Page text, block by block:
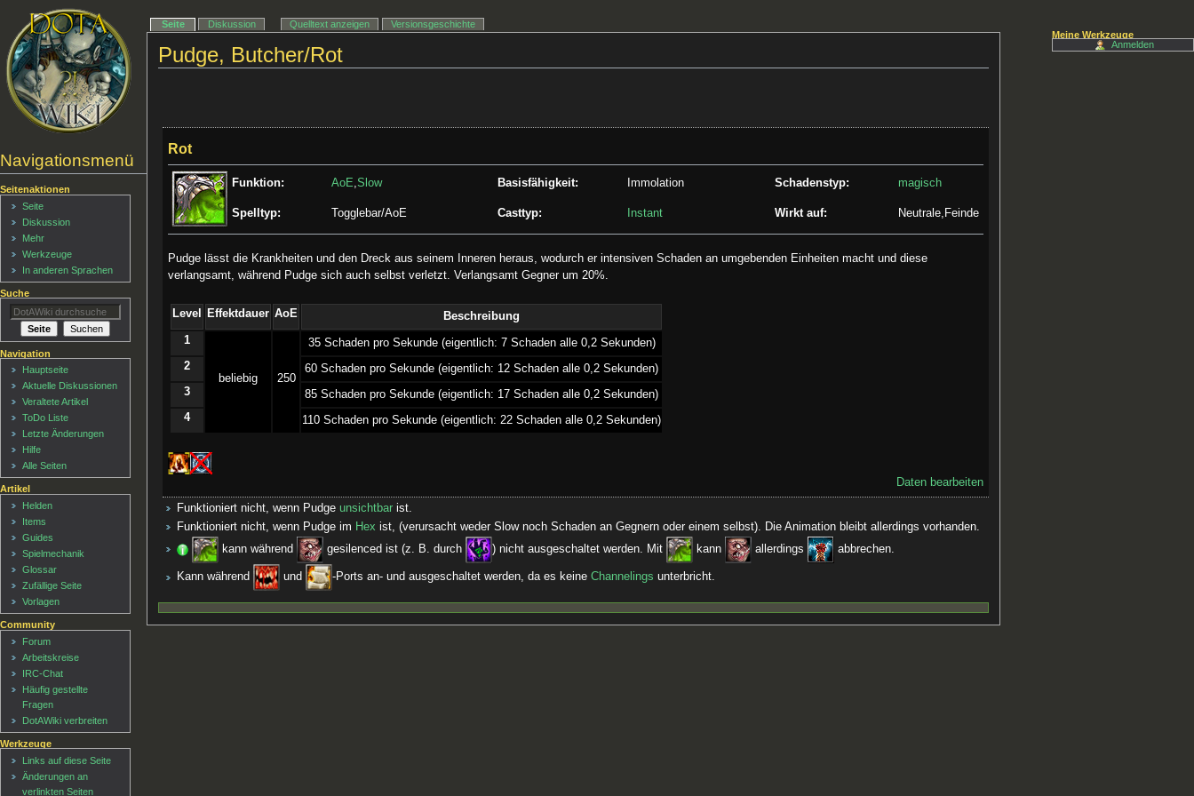
Pudge, Butcher/Rot
Rot
Funktion: AoE,Slow Basisfähigkeit: Immolation Schadenstyp: magisch
Spelltyp: Togglebar/AoE Casttyp: Instant Wirkt auf: Neutrale,Feinde
Pudge lässt die Krankheiten und den Dreck aus seinem Inneren heraus, wodurch er intensiven Schaden an umgebenden Einheiten macht und diese
verlangsamt, während Pudge sich auch selbst verletzt. Verlangsamt Gegner um 20%.
Level Effektdauer AoE
Beschreibung
1
beliebig 250
­35 Schaden pro Sekunde (eigentlich: 7 Schaden alle 0,2 Sekunden)
2
­60 Schaden pro Sekunde (eigentlich: 12 Schaden alle 0,2 Sekunden)
3
­85 Schaden pro Sekunde (eigentlich: 17 Schaden alle 0,2 Sekunden)
4
­110 Schaden pro Sekunde (eigentlich: 22 Schaden alle 0,2 Sekunden)
Daten bearbeiten
Funktioniert nicht, wenn Pudge unsichtbarist.
Funktioniert nicht, wenn Pudge im Hex ist, (verursacht weder Slow noch Schaden an Gegnern oder einem selbst). Die Animation bleibt allerdings vorhanden.
kann während
gesilenced ist (z. B. durch ) nicht ausgeschaltet werden. Mit kann allerdings abbrechen.
Kann während und -Ports an- und ausgeschaltet werden, da es keine Channelings unterbricht.
Navigationsmenü
Seite Diskussion Quelltext anzeigen Versionsgeschichte
Seitenaktionen
Seite
Diskussion
Mehr
Werkzeuge
In anderen Sprachen
Meine Werkzeuge
Anmelden
Suche
Navigation
Hauptseite
Aktuelle Diskussionen
Veraltete Artikel
ToDo Liste
Letzte Änderungen
Hilfe
Alle Seiten
Artikel
Helden
Items
Guides
Spielmechanik
Glossar
Zufällige Seite
Vorlagen
Community
Forum
Arbeitskreise
IRC-Chat
Häufig gestellte
Fragen
DotAWiki verbreiten
Werkzeuge
Links auf diese Seite
Änderungen an
verlinkten Seiten